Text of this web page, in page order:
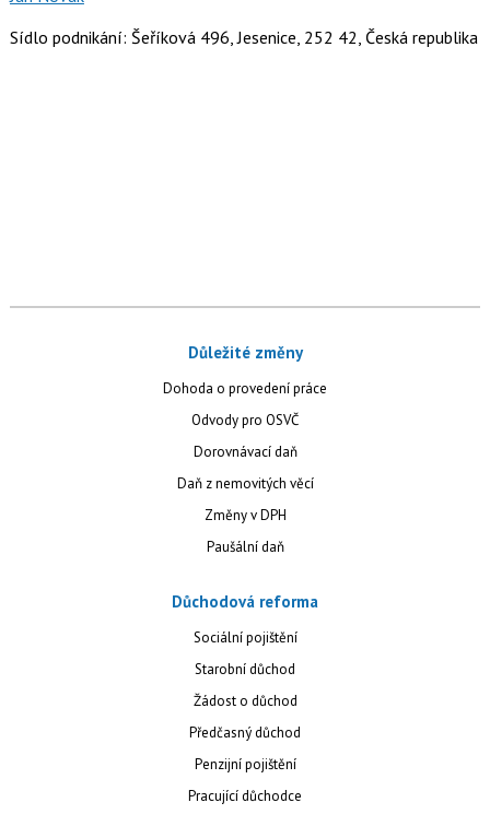
Sídlo podnikání: Šeříková 496, Jesenice, 252 42, Česká republika
Důležité změny
Dohoda o provedení práce
Odvody pro OSVČ
Dorovnávací daň
Daň z nemovitých věcí
Změny v DPH
Paušální daň
Důchodová reforma
Sociální pojištění
Starobní důchod
Žádost o důchod
Předčasný důchod
Penzijní pojištění
Pracující důchodce